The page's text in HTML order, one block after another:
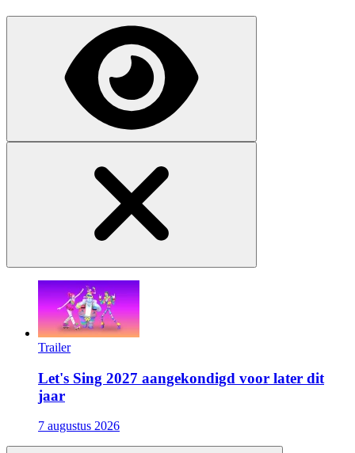
Trailer
Let's Sing 2027 aangekondigd voor later dit
jaar
7 augustus 2026